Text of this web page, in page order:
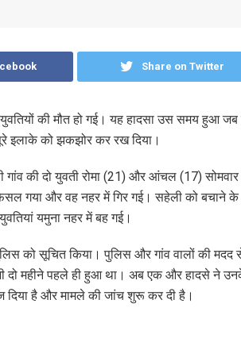
Share on Twitter
की मौत हो गई। यह हादसा उस समय हुआ
इलाके को झकझोर कर रख दिया।
की दो युवती रोमा (21) और आंचल (17)
गया और वह नहर में गिर गई। सहेली को बचाने
यमुना नहर में बह गई।
को सूचित किया। पुलिस और गांव वालों की
दो महीने पहले ही हुआ था। अब एक और हादसे ने
दिया है और मामले की जांच शुरू कर दी है।